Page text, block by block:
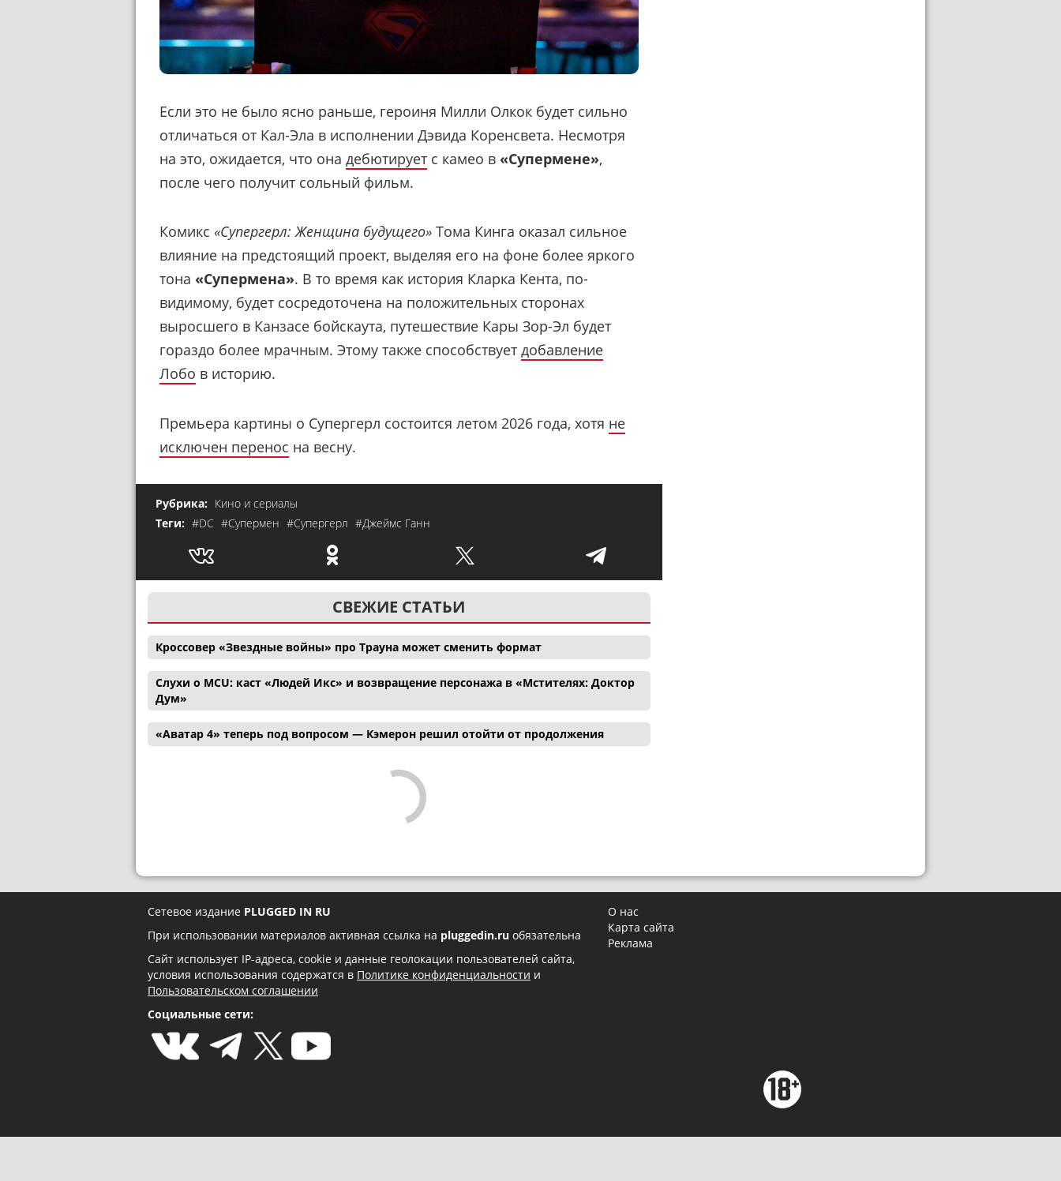
Если это не было ясно раньше, героиня Милли Олкок будет сильно
отличаться от Кал-Эла в исполнении Дэвида Коренсвета. Несмотря
на это, ожидается, что она дебютирует с камео в «Супермене»,
после чего получит сольный фильм.
Комикс «Супергерл: Женщина будущего» Тома Кинга оказал сильное
влияние на предстоящий проект, выделяя его на фоне более яркого
тона «Супермена». В то время как история Кларка Кента, по-
видимому, будет сосредоточена на положительных сторонах
выросшего в Канзасе бойскаута, путешествие Кары Зор-Эл будет
гораздо более мрачным. Этому также способствует добавление
Лобо в историю.
Премьера картины о Супергерл состоится летом 2026 года, хотя не
исключен перенос на весну.
Рубрика: Кино и сериалы
Теги: #DC #Супермен #Супергерл #Джеймс Ганн
СВЕЖИЕ СТАТЬИ
Кроссовер «Звездные войны» про Трауна может сменить формат
Слухи о MCU: каст «Людей Икс» и возвращение персонажа в «Мстителях: Доктор
Дум»
«Аватар 4» теперь под вопросом — Кэмерон решил отойти от продолжения
Сетевое издание PLUGGED IN RU
При использовании материалов активная ссылка на pluggedin.ru обязательна
Сайт использует IP-адреса, cookie и данные геолокации пользователей сайта,
условия использования содержатся в Политике конфиденциальности и
Пользовательском соглашении
Социальные сети:
О нас
Карта сайта
Реклама